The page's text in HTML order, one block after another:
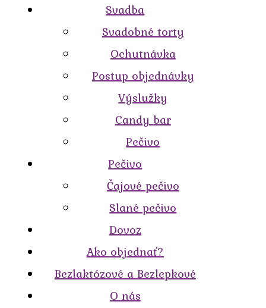
Svadba
Svadobné torty
Ochutnávka
Postup objednávky
Výslužky
Candy bar
Pečivo
Pečivo
Čajové pečivo
Slané pečivo
Dovoz
Ako objednať?
Bezlaktózové a Bezlepkové
O nás